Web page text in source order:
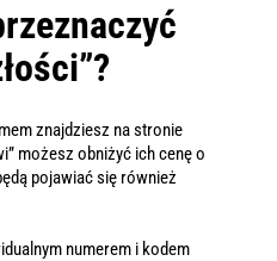
znajdziesz na stronie
możesz obniżyć ich cenę o
pojawiać się również
numerem i kodem